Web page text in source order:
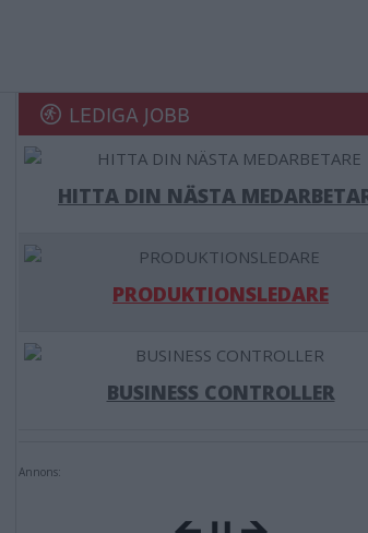
LEDIGA JOBB
HITTA DIN NÄSTA
PRODUKTIONSLEDARE
BUSINESS CONTROLLER
Annons: